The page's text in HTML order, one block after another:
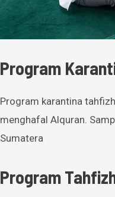
Program
Program karantina
menghafal Alquran.
Sumatera
Program